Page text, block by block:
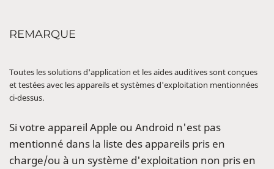
REMARQUE
Toutes les solutions d'application et les aides auditives sont conçues
et testées avec les appareils et systèmes d'exploitation mentionnées
ci-dessus.
Si votre appareil Apple ou Android n'est pas
mentionné dans la liste des appareils pris en
charge/ou à un système d'exploitation non pris en